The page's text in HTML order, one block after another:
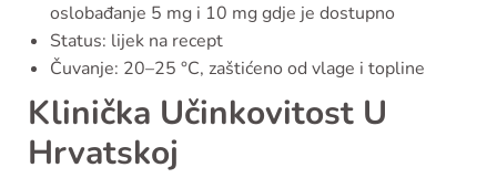
oslobađanje 5 mg i 10 mg gdje je dostupno
Status: lijek na recept
Čuvanje: 20–25 °C, zaštićeno od vlage i topline
Klinička Učinkovitost U
Hrvatskoj